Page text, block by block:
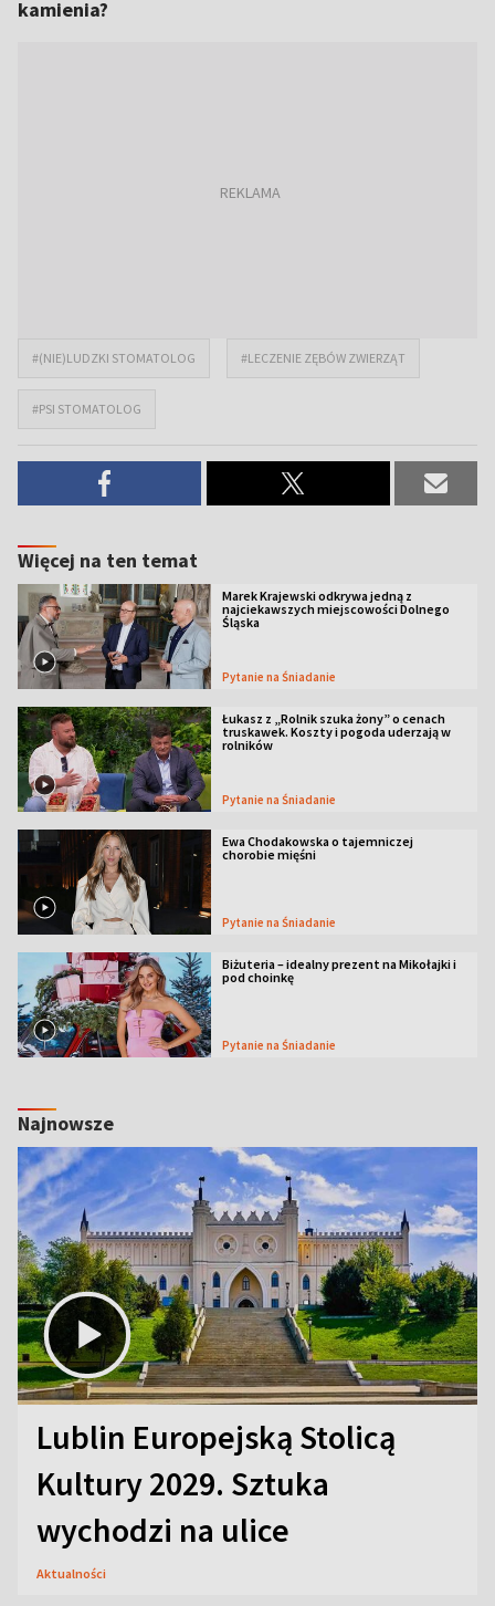
kamienia?
#(NIE)LUDZKI STOMATOLOG #LECZENIE ZĘBÓW ZWIERZĄT
#PSI STOMATOLOG
Więcej na ten temat
Marek Krajewski odkrywa jedną z
najciekawszych miejscowości Dolnego
Śląska
Pytanie na Śniadanie
Łukasz z „Rolnik szuka żony” o cenach
truskawek. Koszty i pogoda uderzają w
rolników
Pytanie na Śniadanie
Ewa Chodakowska o tajemniczej
chorobie mięśni
Pytanie na Śniadanie
Biżuteria – idealny prezent na Mikołajki i
pod choinkę
Pytanie na Śniadanie
Najnowsze
Lublin Europejską Stolicą
Kultury 2029. Sztuka
wychodzi na ulice
Aktualności